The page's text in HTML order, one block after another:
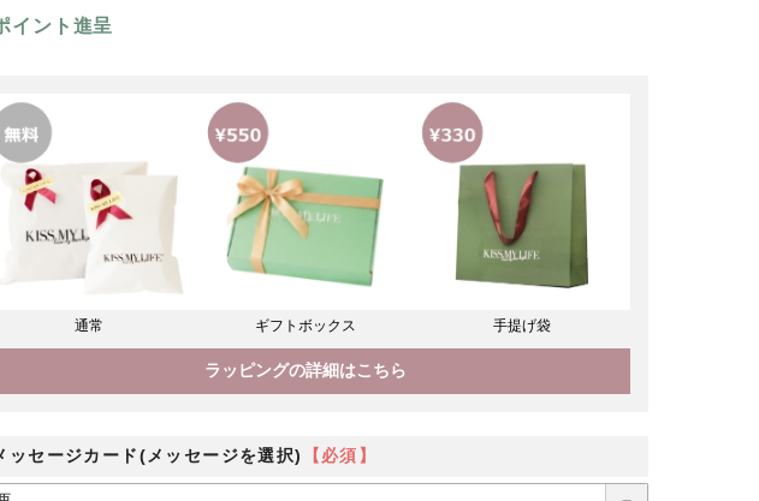
イント進呈
通常 ギフトボックス 手提げ袋
ラッピングの詳細はこちら
ッセージカード(メッセージを選択) 【必須】